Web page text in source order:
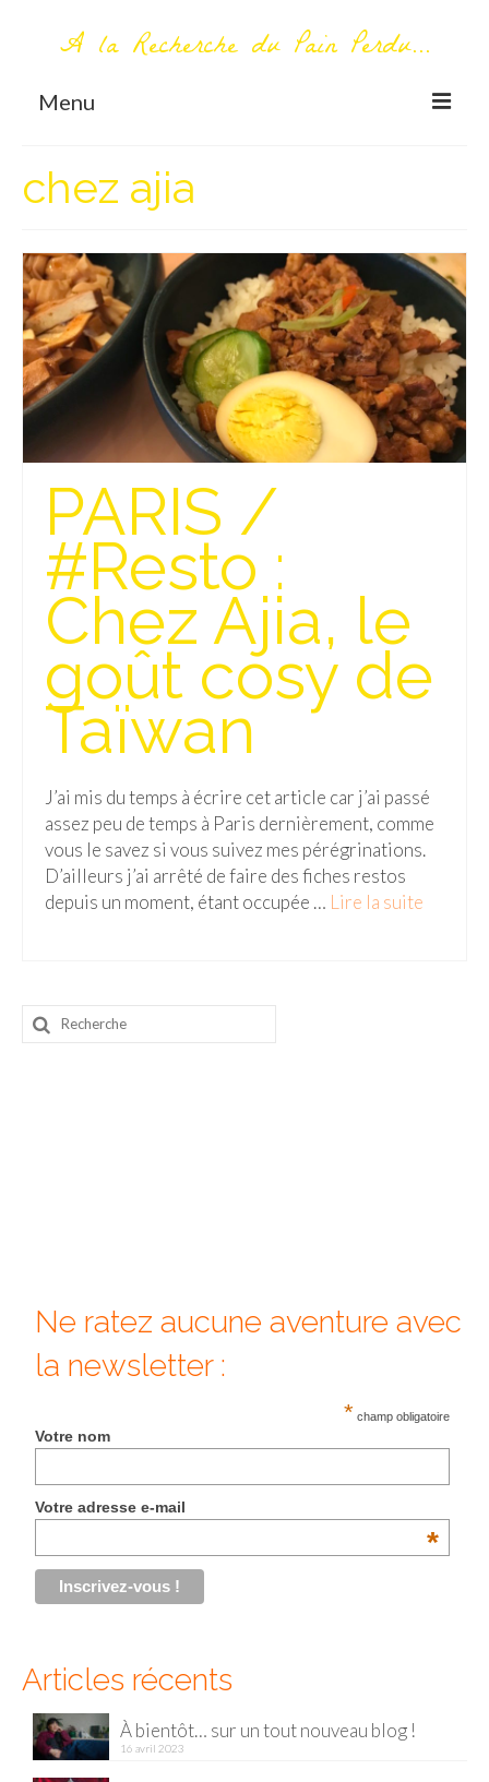
A la Recherche du Pain Perdu...
Menu
Première visite – A propos
Me contacter
AUTOUR DU MONDE
AFRIQUE
La Réunion
AMERIQUE DU SUD
Isla del Sol
Lac Titicaca
Salar d’Uyuni
Sucre
Chili
Paraguay
Pérou
Lac Titicaca
Machu Picchu
Beijing
Kyoto
Mont Fuji
Malaisie
Penang
Vietnam
Baie d’Halong
chez ajia
PARIS /
#Resto :
Chez Ajia, le
goût cosy de
Taïwan
J’ai mis du temps à écrire cet article car j’ai passé
assez peu de temps à Paris dernièrement, comme
vous le savez si vous suivez mes pérégrinations.
D’ailleurs j’ai arrêté de faire des fiches restos
depuis un moment, étant occupée … Lire la suite­­
Rechercher
:
Ne ratez aucune aventure avec
la newsletter :
* champ obligatoire
Votre nom
Votre adresse e-mail
*
Articles récents
À bientôt… sur un tout nouveau blog !
16 avril 2023